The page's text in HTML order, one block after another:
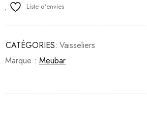
Liste d'envies
CATÉGORIES: Vaisseliers
Marque : Meubar